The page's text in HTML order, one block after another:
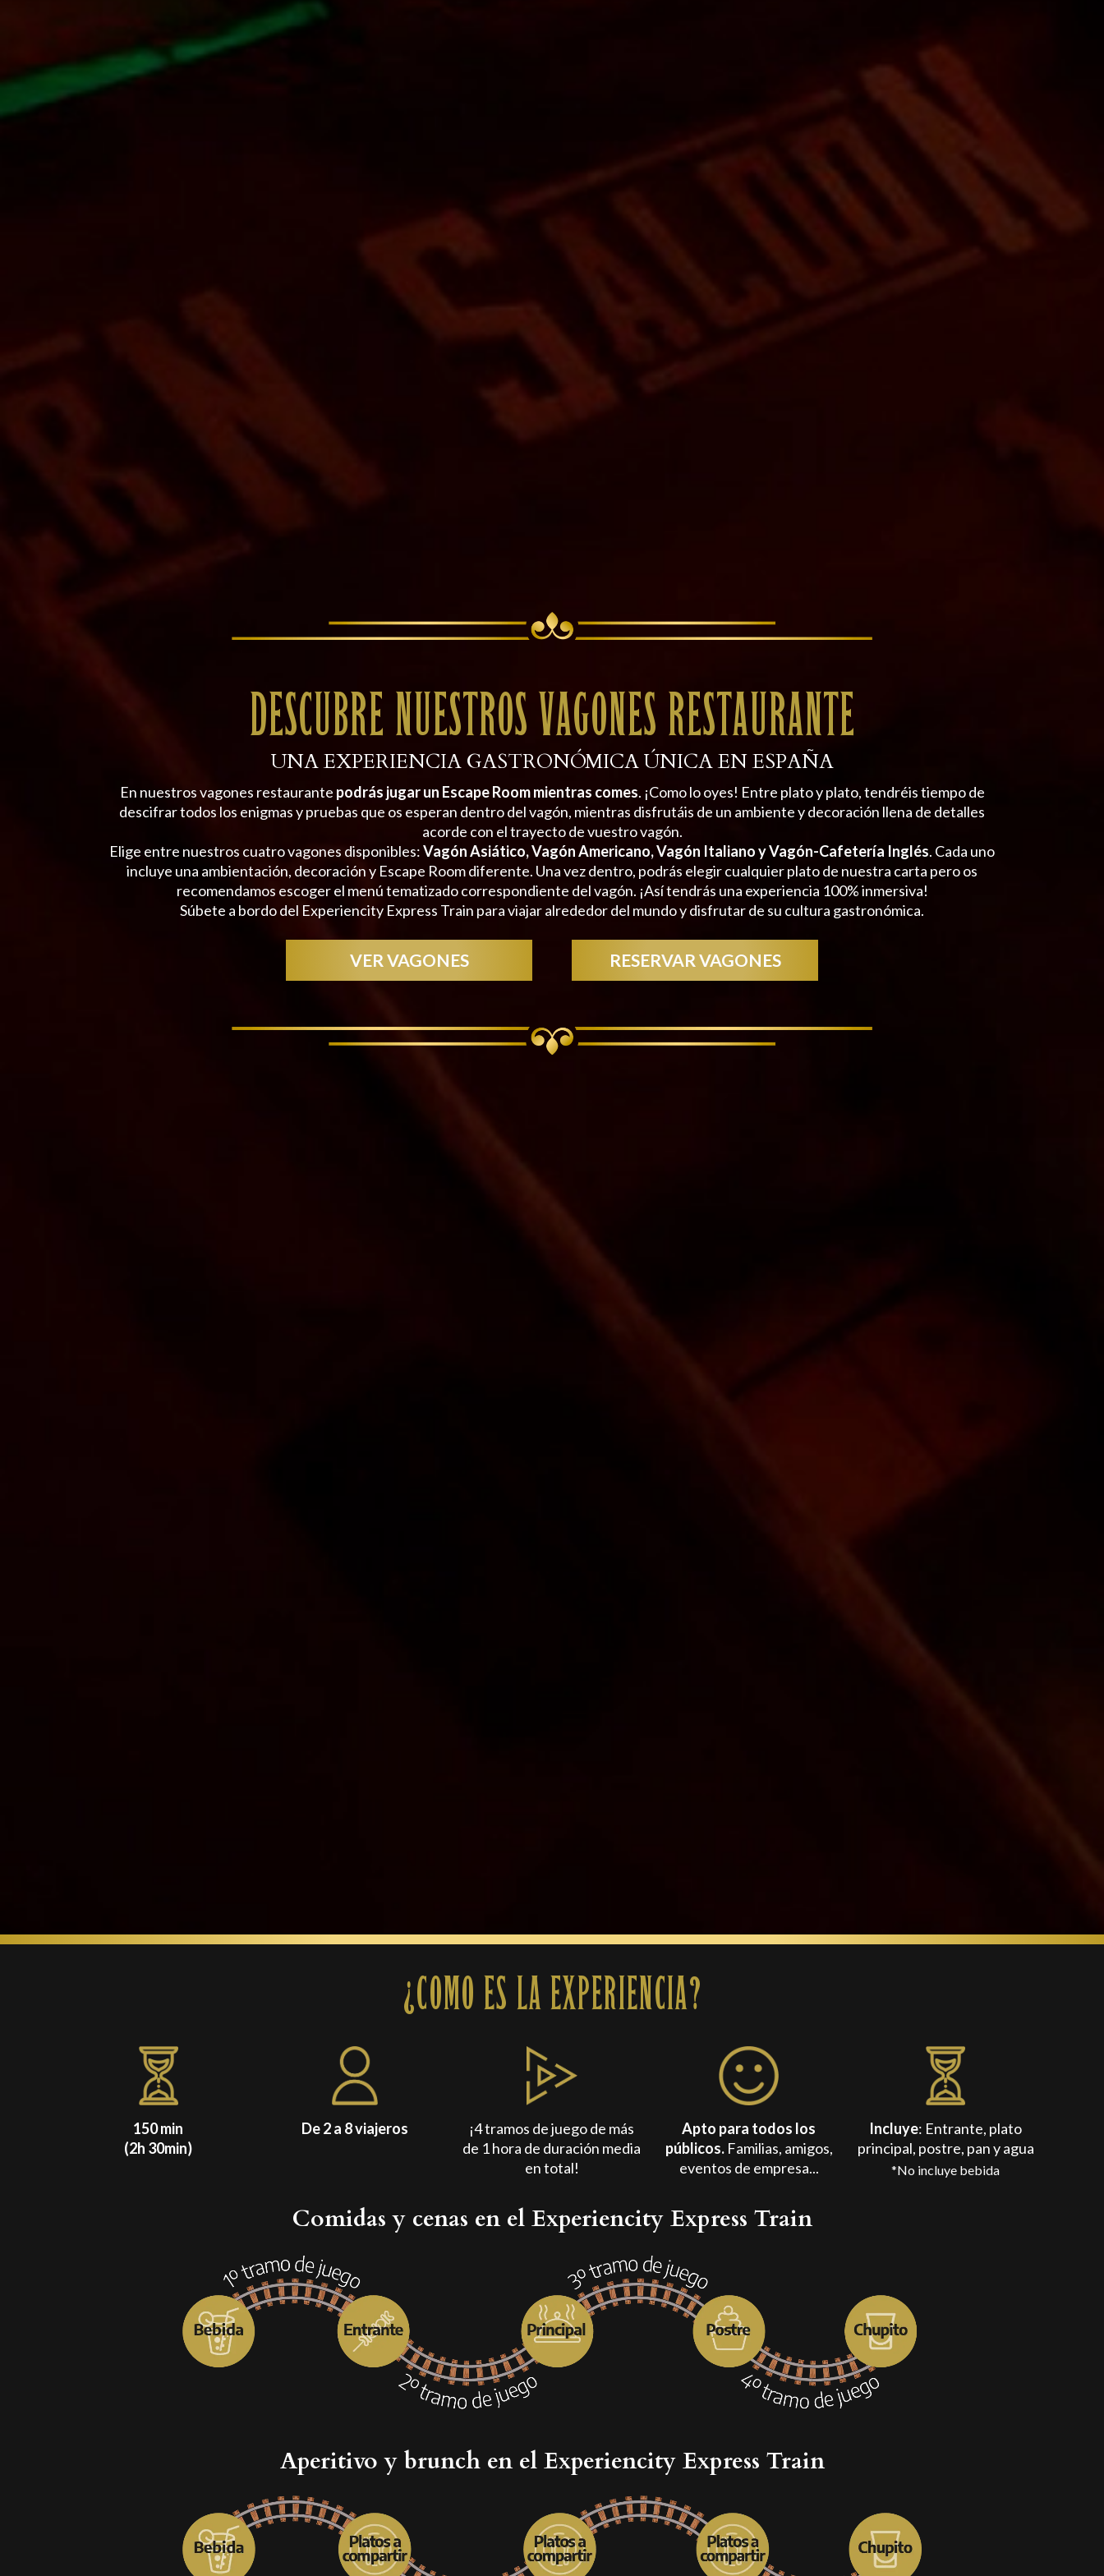
DESCUBRE NUESTROS VAGONES RESTAURANTE
UNA EXPERIENCIA GASTRONÓMICA ÚNICA EN ESPAÑA
En nuestros vagones restaurante podrás jugar un Escape Room mientras comes. ¡Como lo oyes! Entre plato y plato, tendréis tiempo de
descifrar todos los enigmas y pruebas que os esperan dentro del vagón, mientras disfrutáis de un ambiente y decoración llena de detalles
acorde con el trayecto de vuestro vagón.
Elige entre nuestros cuatro vagones disponibles:Vagón Asiático, Vagón Americano, Vagón Italiano y Vagón-Cafetería Inglés. Cada uno
incluye una ambientación, decoración y Escape Room diferente. Una vez dentro, podrás elegir cualquier plato de nuestra carta pero os
recomendamos escoger el menú tematizado correspondiente del vagón. ¡Así tendrás una experiencia 100% inmersiva!
Súbete a bordo del Experiencity Express Train para viajar alrededor del mundo y disfrutar de su cultura gastronómica.
VER VAGONES RESERVAR VAGONES
?COMO ES LA EXPERIENCIA?
150 min
(2h 30min)
De 2 a 8 viajeros
¡4 tramos de juego de más
de 1 hora de duración media
en total!
Apto para todos los
públicos.Familias, amigos,
eventos de empresa...
Incluye: Entrante, plato
principal, postre, pan y agua
*No incluye bebida
Comidas y cenas en el Experiencity Express Train
Aperitivo y brunch en el Experiencity Express Train